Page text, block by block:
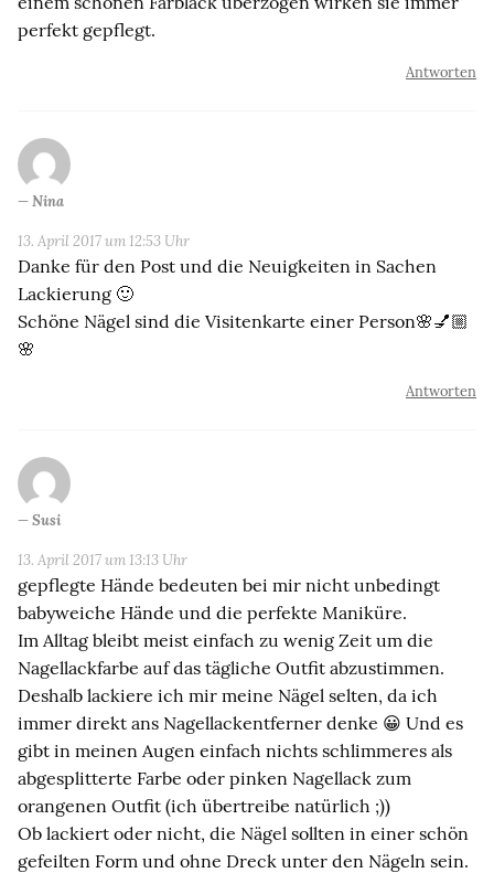
perfekt gepflegt.
Antworten
Nina
13. April 2017 um 12:53 Uhr
Danke für den Post und die Neuigkeiten in Sachen
Lackierung 🙂
Schöne Nägel sind die Visitenkarte einer Person🌸💅🏼
🌸
Antworten
Susi
13. April 2017 um 13:13 Uhr
gepflegte Hände bedeuten bei mir nicht unbedingt
babyweiche Hände und die perfekte Maniküre.
Im Alltag bleibt meist einfach zu wenig Zeit um die
Nagellackfarbe auf das tägliche Outfit abzustimmen.
Deshalb lackiere ich mir meine Nägel selten, da ich
immer direkt ans Nagellackentferner denke 😀 Und es
gibt in meinen Augen einfach nichts schlimmeres als
abgesplitterte Farbe oder pinken Nagellack zum
orangenen Outfit (ich übertreibe natürlich ;))
Ob lackiert oder nicht, die Nägel sollten in einer schön
gefeilten Form und ohne Dreck unter den Nägeln sein.